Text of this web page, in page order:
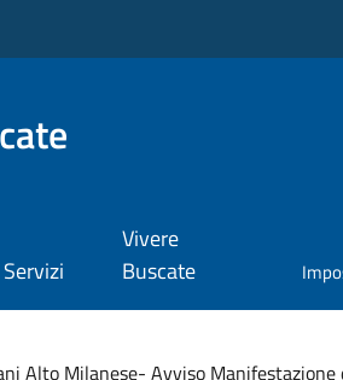
Servizi
Vivere
Buscate
Alto Milanese- Avviso